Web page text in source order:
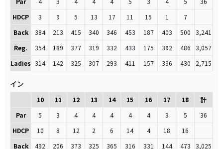
HDCP
3 9 5 13 17 11 15 1
7
Back
384 213 415 340 346 453 187 403 500
3,241
Reg.
354 189 377 319 332 433 175 392 486
3,057
Ladies 314 142 325 307 293 411 157 336 430 2,715
イン
10 11 12 13 14 15 16 17 18
計
Par
5 3 4 4 4 4 4 3 5
36
HDCP
10 8 12 2 6 14 4 18
16
Back
492 206 373 325 365 316 331 144 473
3,025